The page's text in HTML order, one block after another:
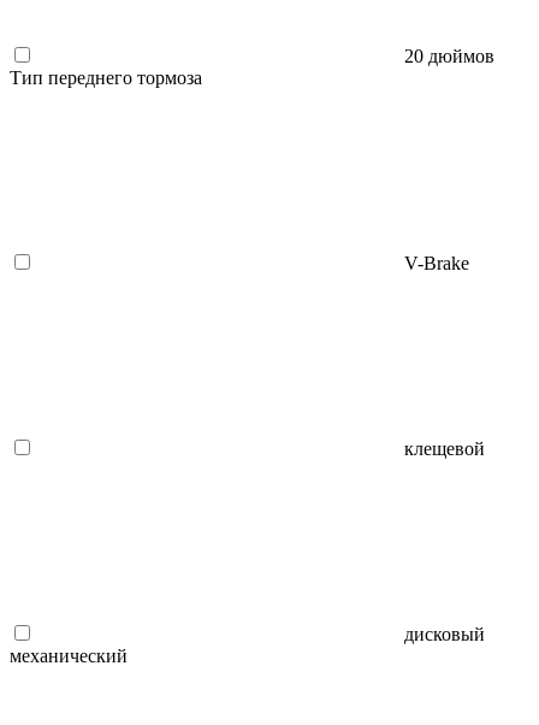
20 дюймов
Тип переднего тормоза
V-Brake
клещевой
дисковый
механический